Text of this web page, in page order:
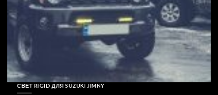
СВЕТ RIGID ДЛЯ SUZUKI JIMNY